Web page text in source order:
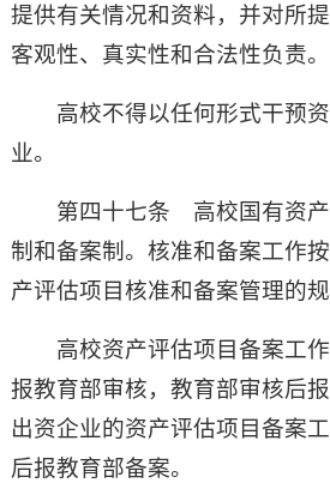
提供有关情况和资料，并对所
客观性、真实性和合法性负责。
高校不得以任何形式干预资
业。
第四十七条 高校国有资产
制和备案制。核准和备案工作
产评估项目核准和备案管理的规
高校资产评估项目备案工作
报教育部审核，教育部审核后
出资企业的资产评估项目备案
后报教育部备案。